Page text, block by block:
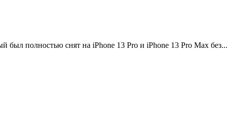
был полностью снят на iPhone 13 Pro и iPhone 13 Pro Max без...